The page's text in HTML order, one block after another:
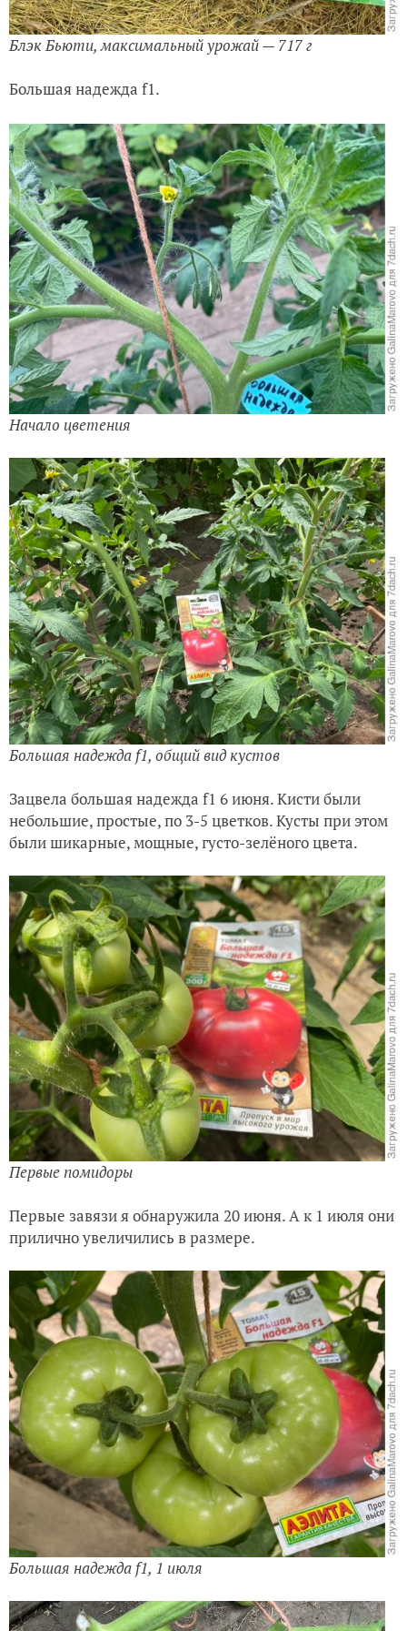
Блэк Бьюти, максимальный урожай — 717 г
Большая надежда f1.
Начало цветения
Большая надежда f1, общий вид кустов
Зацвела большая надежда f1 6 июня. Кисти были
небольшие, простые, по 3-5 цветков. Кусты при этом
были шикарные, мощные, густо-зелёного цвета.
Первые помидоры
Первые завязи я обнаружила 20 июня. А к 1 июля они
прилично увеличились в размере.
Большая надежда f1, 1 июля